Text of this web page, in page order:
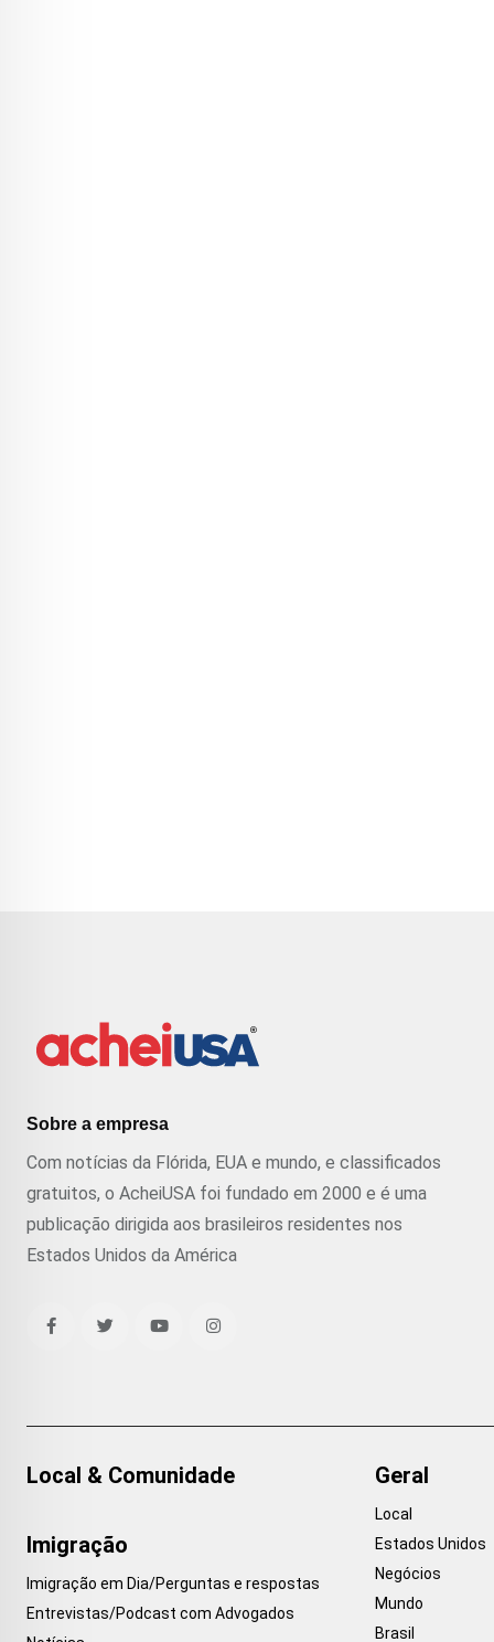
Sobre a empresa
Com notícias da Flórida, EUA e mundo, e classificados
gratuitos, o AcheiUSA foi fundado em 2000 e é uma
publicação dirigida aos brasileiros residentes nos
Estados Unidos da América
Local & Comunidade
Imigração
Imigração em Dia/Perguntas e respostas
Entrevistas/Podcast com Advogados
Geral
Local
Estados Unidos
Negócios
Mundo
Brasil